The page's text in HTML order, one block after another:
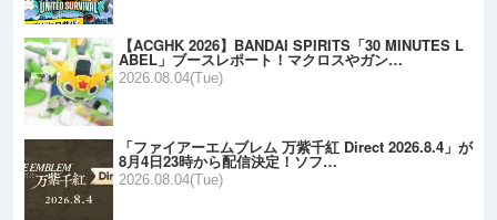
【ACGHK 2026】BANDAI SPIRITS「30 MINUTES L
ABEL」ブースレポート！マクロスやガン…
2026.08.04(Tue)
「ファイアーエムブレム 万紫千紅 Direct 2026.8.4」が
8月4日23時から配信決定！ソフ…
2026.08.04(Tue)